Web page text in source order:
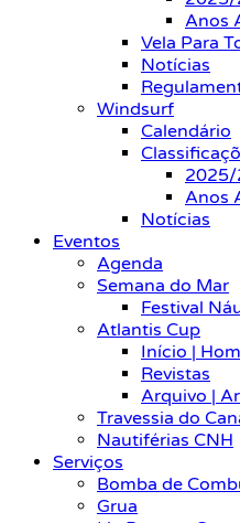
Anos
Vela Para
Notícias
Windsurf
Calendário
Anos
Notícias
Eventos
Agenda
Semana do Mar
Festival
Atlantis Cup
Início |
Revistas
Arquivo |
Travessia do
Nautiférias CNH
Serviços
Bomba de
Grua